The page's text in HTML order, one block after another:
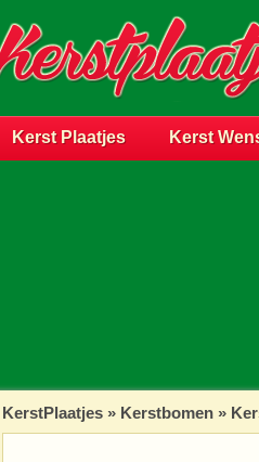
Kerst Plaatjes Kerst
KerstPlaatjes » Kerstbomen »